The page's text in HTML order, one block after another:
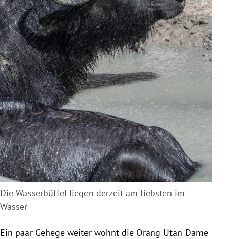
Die Wasserbüffel liegen derzeit am liebsten im
Wasser
Ein paar Gehege weiter wohnt die Orang-Utan-Dame